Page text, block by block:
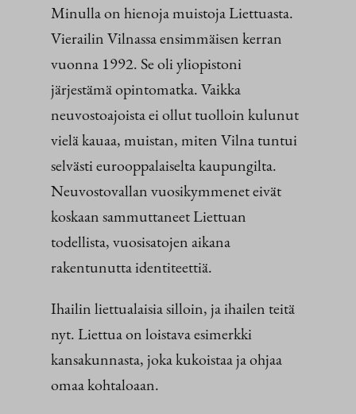
Minulla on hienoja muistoja Liettuasta.
Vierailin Vilnassa ensimmäisen kerran
vuonna 1992. Se oli yliopistoni
järjestämä opintomatka. Vaikka
neuvostoajoista ei ollut tuolloin kulunut
vielä kauaa, muistan, miten Vilna tuntui
selvästi eurooppalaiselta kaupungilta.
Neuvostovallan vuosikymmenet eivät
koskaan sammuttaneet Liettuan
todellista, vuosisatojen aikana
rakentunutta identiteettiä.
Ihailin liettualaisia silloin, ja ihailen teitä
nyt. Liettua on loistava esimerkki
kansakunnasta, joka kukoistaa ja ohjaa
omaa kohtaloaan.